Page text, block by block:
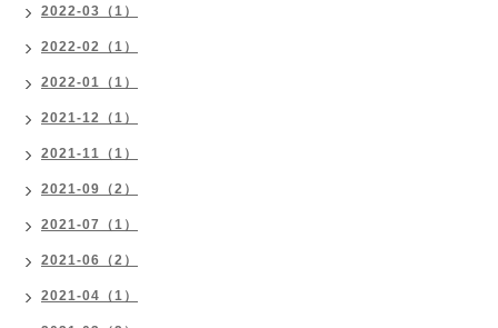
2022-03（1）
2022-02（1）
2022-01（1）
2021-12（1）
2021-11（1）
2021-09（2）
2021-07（1）
2021-06（2）
2021-04（1）